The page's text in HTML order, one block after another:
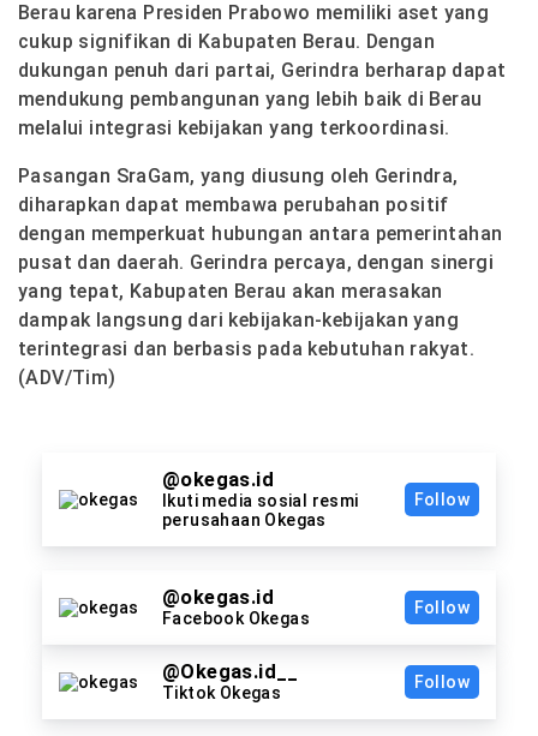
Berau karena Presiden Prabowo memiliki aset yang
cukup signifikan di Kabupaten Berau. Dengan
dukungan penuh dari partai, Gerindra berharap dapat
mendukung pembangunan yang lebih baik di Berau
melalui integrasi kebijakan yang terkoordinasi.
Pasangan SraGam, yang diusung oleh Gerindra,
diharapkan dapat membawa perubahan positif
dengan memperkuat hubungan antara pemerintahan
pusat dan daerah. Gerindra percaya, dengan sinergi
yang tepat, Kabupaten Berau akan merasakan
dampak langsung dari kebijakan-kebijakan yang
terintegrasi dan berbasis pada kebutuhan rakyat.
(ADV/Tim)
@okegas.id
Ikuti media sosial resmi
perusahaan Okegas
Follow
@okegas.id
Facebook Okegas
Follow
@Okegas.id__
Tiktok Okegas
Follow